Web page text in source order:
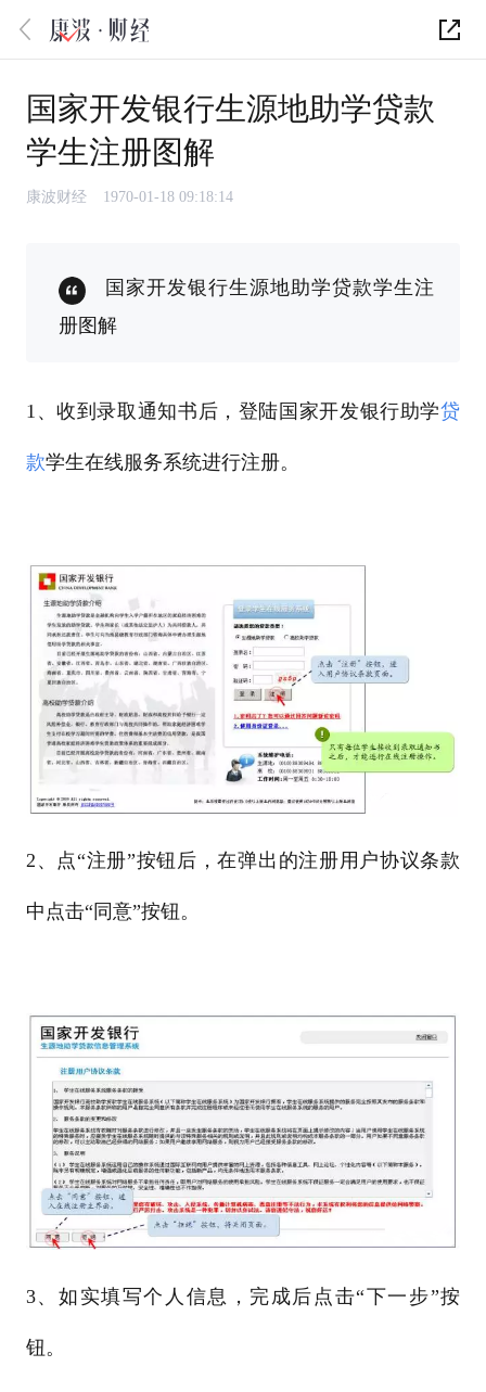
国家开发银行生源地助学贷款
学生注册图解
康波财经 1970-01-18 09:18:14
国家开发银行生源地助学贷款学生注
册图解
1、收到录取通知书后，登陆国家开发银行助学贷
款学生在线服务系统进行注册。
2、点“注册”按钮后，在弹出的注册用户协议条款
中点击“同意”按钮。
3、如实填写个人信息，完成后点击“下一步”按
钮。